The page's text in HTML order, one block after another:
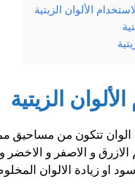
الألوان الزيتية
الزيتية
الوان تتكون من مساحيق
الازرق و الاصفر و
او زيادة الالوان